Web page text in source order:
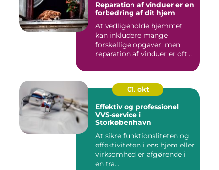
Reparation af vinduer er en
forbedring af dit hjem
At vedligeholde hjemmet
kan inkludere mange
forskellige opgaver, men
reparation af vinduer er ofte
01. okt
Effektiv og professionel
VVS-service i
Storkøbenhavn
At sikre funktionaliteten og
effektiviteten i ens hjem eller
virksomhed er afgørende i
en tra...